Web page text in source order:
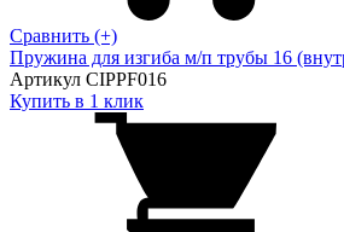
Сравнить (+)
Пружина для изгиба м/п трубы 16
Артикул CIPPF016
Купить в 1 клик